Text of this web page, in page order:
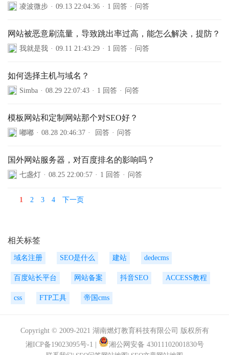
凌波微步 · 09.13 22:04:36 · 1 回答 · 问答
网站被恶意刷流量，导致跳出率过高，能怎么解决，提防？
我就是我 · 09.11 21:43:29 · 1 回答 · 问答
如何选择主机与域名？
Simba · 08.29 22:07:43 · 1 回答 · 问答
模板网站和定制网站那个对SEO好？
嘟嘟 · 08.28 20:46:37 · 回答 · 问答
国外网站服务器，对百度排名的影响吗？
七盏灯 · 08.25 22:00:57 · 1 回答 · 问答
1 2 3 4 下一页
相关标签
域名注册 SEO是什么 建站 dedecms
百度站长平台 网站备案 抖音SEO ACCESS教程
css FTP工具 帝国cms
Copyright © 2009-2021 湖南燃灯教育科技有限公司 版权所有
湘ICP备19023095号-1
湘公网安备 43011102001830号